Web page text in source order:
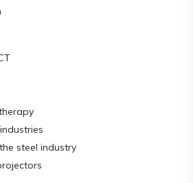
steel industry